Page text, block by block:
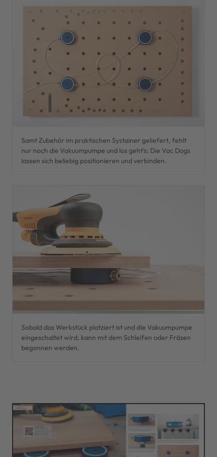
Samt Zubehör im praktischen Systainer geliefert, fehlt
nur noch die Vakuumpumpe und los geht’s: Die Vac Dogs
lassen sich beliebig positionieren und verbinden.
Sobald das Werkstück platziert ist und die Vakuumpumpe
eingeschaltet wird, kann mit dem Schleifen oder Fräsen
begonnen werden.